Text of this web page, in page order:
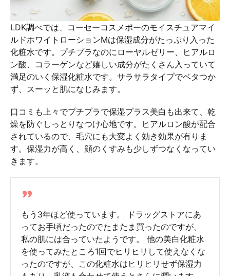
LDK調べでは、コーセーコスメポーのモイスチュアマイ
ルドホワイトローションMは保湿成分がたっぷり入った
化粧水です。プチプラなのにローヤルゼリー、ヒアルロ
ン酸、コラーゲンなど嬉しい成分がたくさん入っていて
満足のいく保湿化粧水です。サラサラタイプでベタつか
ず、スーッと肌になじみます。
口コミも上々でプチプラで保湿プラス美白も出来て、乾
燥を防ぐしっとりなつけ心地です。ヒアルロン酸が配合
されているので、毛穴にも大変よく効き効果が有りま
す。保湿力が高く、顔のくすみも少しずつなくなってい
きます。
もう3年ほど使っています。 ドラッグストアにあ
ってお手頃だったのでたまたま買ったのですが、
私の肌には合っていたようです。 他の美白化粧水
を使ってみたところ1回でヒリヒリして使えなくな
ったのですが、この化粧水はヒリヒリせず保湿力